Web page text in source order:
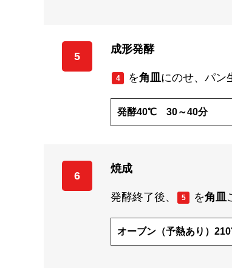
5
成形発酵
4 を角皿 にのせ、パン
発酵40℃ 30～40分
6
焼成
発酵終了後、 5 を角皿
オーブン（予熱あり）